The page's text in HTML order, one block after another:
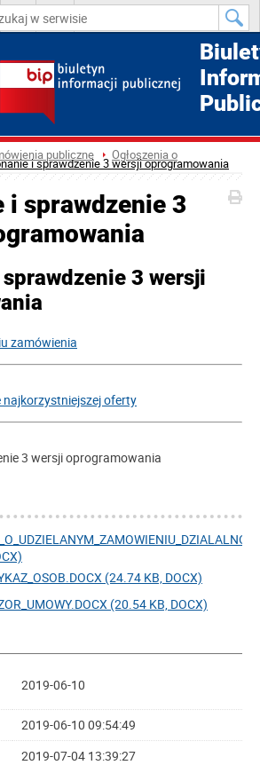
A A A
publiczne Ogłoszenia o
i sprawdzenie 3 wersji oprogramowania
i sprawdzenie 3
3 wersji
zamówienia
najkorzystniejszej oferty
3 wersji oprogramowania
(24.74 KB, DOCX)
(20.54 KB, DOCX)
2019-06-10
2019-06-10 09:54:49
2019-07-04 13:39:27